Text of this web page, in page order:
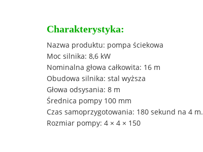
Charakterystyka:
Nazwa produktu: pompa ściekowa
Moc silnika: 8,6 kW
Nominalna głowa całkowita: 16 m
Obudowa silnika: stal wyższa
Głowa odsysania: 8 m
Średnica pompy 100 mm
Czas samoprzygotowania: 180 sekund na 4 m.
Rozmiar pompy: 4 × 4 × 150